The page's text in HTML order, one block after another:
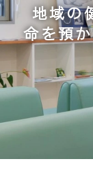
地域の
命を預